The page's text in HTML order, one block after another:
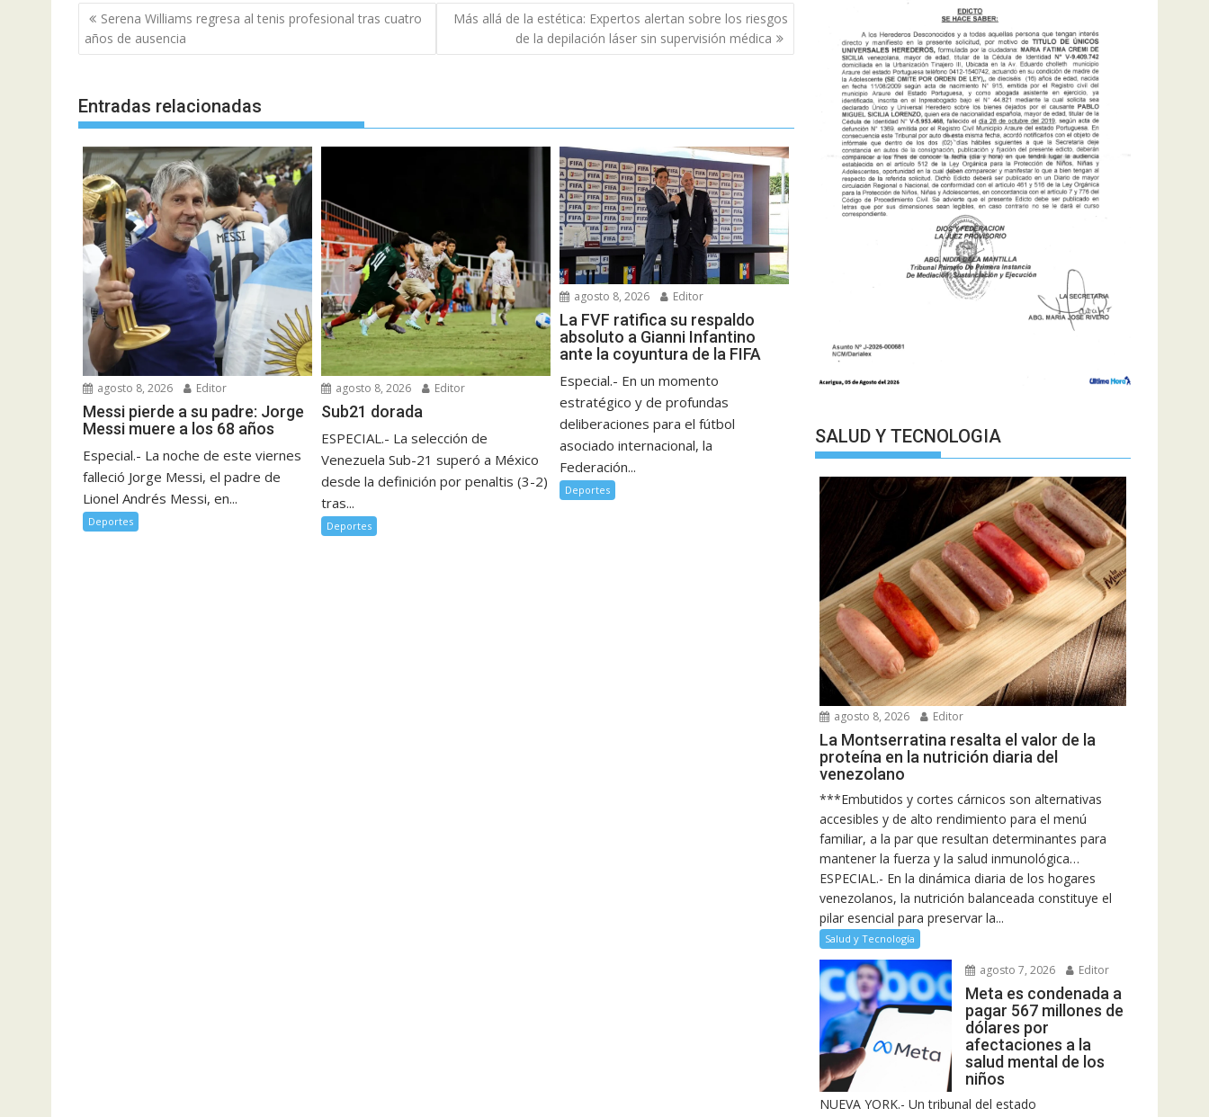
Navegación
de
entradas
Serena Williams regresa al tenis profesional tras cuatro
años de ausencia
Más allá de la estética: Expertos alertan sobre los riesgos
de la depilación láser sin supervisión médica
Entradas relacionadas
agosto 8, 2026 Editor
Messi pierde a su padre: Jorge
Messi muere a los 68 años
Especial.- La noche de este viernes
falleció Jorge Messi, el padre de
Lionel Andrés Messi, en...
Deportes
agosto 8, 2026 Editor
Sub21 dorada
ESPECIAL.- La selección de
Venezuela Sub-21 superó a México
desde la definición por penaltis (3-2)
tras...
Deportes
agosto 8, 2026 Editor
La FVF ratifica su respaldo
absoluto a Gianni Infantino
ante la coyuntura de la FIFA
Especial.- En un momento
estratégico y de profundas
deliberaciones para el fútbol
asociado internacional, la
Federación...
Deportes
SALUD Y TECNOLOGIA
agosto 8, 2026 Editor
La Montserratina resalta el valor de la
proteína en la nutrición diaria del
venezolano
***Embutidos y cortes cárnicos son alternativas
accesibles y de alto rendimiento para el menú
familiar, a la par que resultan determinantes para
mantener la fuerza y la salud inmunológica…
ESPECIAL.- En la dinámica diaria de los hogares
venezolanos, la nutrición balanceada constituye el
pilar esencial para preservar la...
Salud y Tecnología
agosto 7, 2026 Editor
Meta es condenada a
pagar 567 millones de
dólares por
afectaciones a la
salud mental de los
niños
NUEVA YORK.- Un tribunal del estado